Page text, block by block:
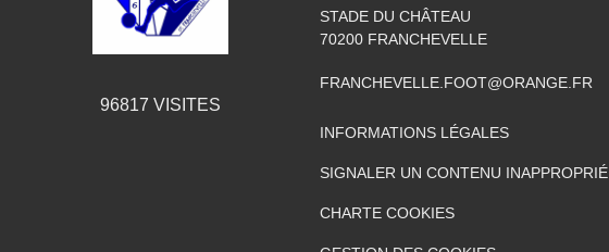
96817 VISITES
STADE DU CHÂTEAU
70200 FRANCHEVELLE
FRANCHEVELLE.FOOT@ORANGE.FR
INFORMATIONS LÉGALES
SIGNALER UN CONTENU INAPPROPRIÉ
CHARTE COOKIES